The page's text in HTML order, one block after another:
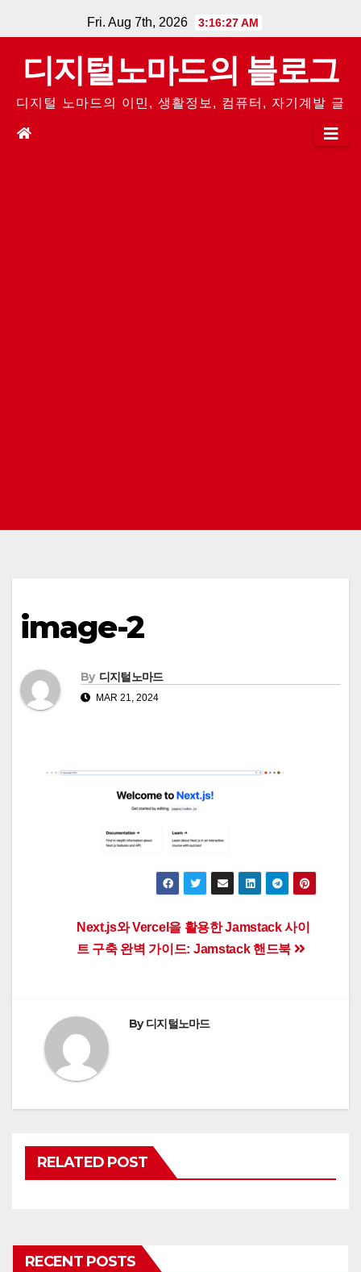
to
content
Fri. Aug 7th, 2026 3:16:27 AM
디지털노마드의 블로그
디지털 노마드의 이민, 생활정보, 컴퓨터, 자기계발 글
image-2
By 디지털노마드
MAR 21, 2024
Post
navigation
Next.js와 Vercel을 활용한 Jamstack 사이
트 구축 완벽 가이드: Jamstack 핸드북
By디지털노마드
RELATED POST
RECENT POSTS